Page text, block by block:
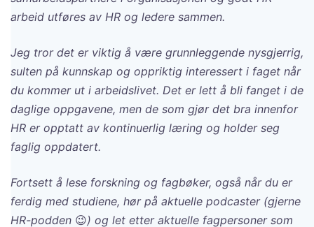
arbeid utføres av HR og ledere sammen.
Jeg tror det er viktig å være grunnleggende nysgjerrig,
sulten på kunnskap og oppriktig interessert i faget når
du kommer ut i arbeidslivet. Det er lett å bli fanget i de
daglige oppgavene, men de som gjør det bra innenfor
HR er opptatt av kontinuerlig læring og holder seg
faglig oppdatert.
Fortsett å lese forskning og fagbøker, også når du er
ferdig med studiene, hør på aktuelle podcaster (gjerne
HR-podden 😉) og let etter aktuelle fagpersoner som